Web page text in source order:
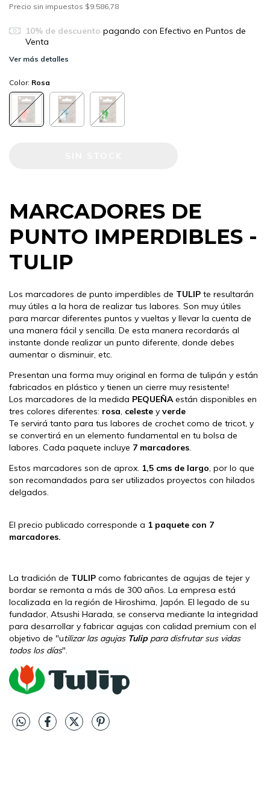
Precio sin impuestos $9.586,78
10% de descuento pagando con Efectivo en Puntos de
Venta
Ver más detalles
Color: Rosa
MARCADORES DE
PUNTO IMPERDIBLES -
TULIP
Los marcadores de punto imperdibles de TULIP te resultarán
muy útiles a la hora de realizar tus labores. Son muy útiles
para marcar diferentes puntos y vueltas y llevar la cuenta de
una manera fácil y sencilla. De esta manera recordarás al
instante donde realizar un punto diferente, donde debes
aumentar o disminuir, etc.
Presentan una forma muy original en forma de tulipán y están
fabricados en plástico y tienen un cierre muy resistente!
Los marcadores de la medida PEQUEÑAestán disponibles en
tres colores diferentes: rosa, celeste y verde
Te servirá tanto para tus labores de crochet como de tricot, y
se convertirá en un elemento fundamental en tu bolsa de
labores. Cada paquete incluye 7 marcadores.
Estos marcadores son de aprox. 1,5 cms de largo, por lo que
son recomandados para ser utilizados proyectos con hilados
delgados.
El precio publicado corresponde a 1 paquete con 7
marcadores.
La tradición de TULIP como fabricantes de agujas de tejer y
bordar se remonta a más de 300 años. La empresa está
localizada en la región de Hiroshima, Japón. El legado de su
fundador, Atsushi Harada, se conserva mediante la integridad
para desarrollar y fabricar agujas con calidad premium con el
objetivo de "utilizar las agujas Tulippara disfrutar sus vidas
todos los días".